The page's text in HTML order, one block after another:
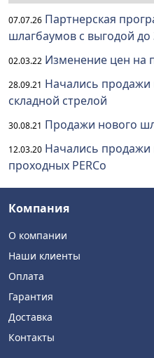
07.07.26 Партнерская
шлагбаумов с выгодой до
02.03.22 Изменение цен на
28.09.21 Начались продажи
складной стрелой
30.08.21 Продажи нового
12.03.20 Начались продажи
проходных PERCo
Компания
О компании
Наши клиенты
Оплата
Гарантия
Доставка
Контакты